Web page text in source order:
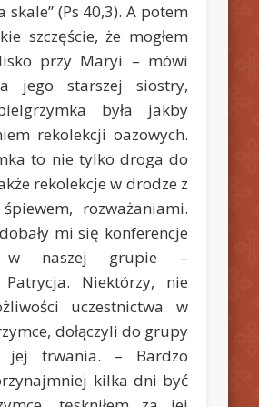
skale” (Ps 40,3). A potem
szczęście, że mogłem
przy Maryi – mówi
jego starszej siostry,
była jakby
rekolekcji oazowych.
to nie tylko droga do
rekolekcje w drodze z
rozważaniami.
mi się konferencje
w naszej grupie –
Niektórzy, nie
uczestnictwa w
dołączyli do grupy
jej trwania. – Bardzo
kilka dni być